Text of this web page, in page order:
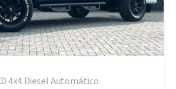
4x4 Diesel Automático